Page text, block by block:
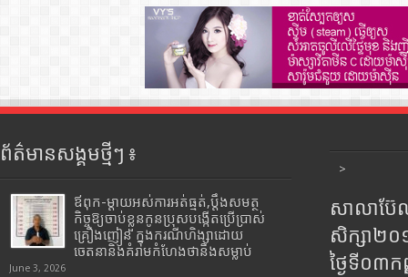
ព័ត៌មានសង្គមថ្មីៗ ៖
ឪពុក-ម្ដាយអស់ការអត់ធ្មត់,ប្ដឹងសមត្ថ
កិច្ចឱ្យចាប់ខ្លួនកូនប្រុសបង្កើតប្រើប្រាស់
គ្រឿងញៀន ក្នុងករណីហិង្សាដោយ
ចេតនានិងគំរាមកំហែងថានឹងសម្លាប់
June 3, 2026
>
សាលាប៊ែ
សិក្សា២
ថ្ងៃទី០៣